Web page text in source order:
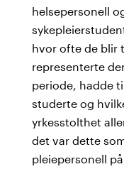
helsepersonell
hvor ofte de blir
representerte
periode, hadde
studerte og
yrkesstolthet
det var dette
pleiepersonell